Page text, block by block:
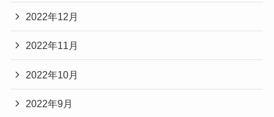
2022年12月
2022年11月
2022年10月
2022年9月